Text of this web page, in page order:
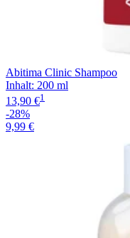
Abitima Clinic Shampoo
Inhalt: 200 ml
13,90 €1
-28%
9,99 €